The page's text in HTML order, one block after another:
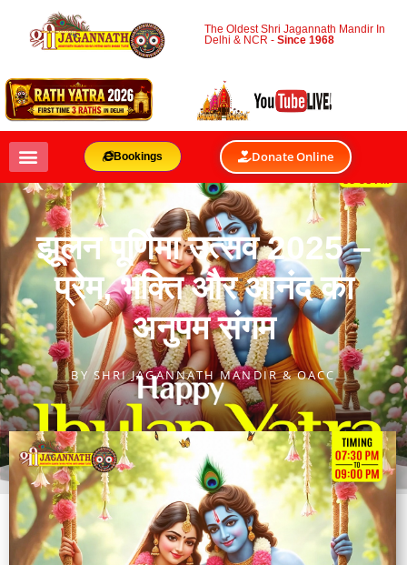
The Oldest Shri Jagannath Mandir In
Delhi & NCR -Since 1968
Bookings Donate Online
झूलन पूर्णिमा उत्सव 2025 –
प्रेम, भक्ति और आनंद का
अनुपम संगम
BY SHRI JAGANNATH MANDIR & OACC